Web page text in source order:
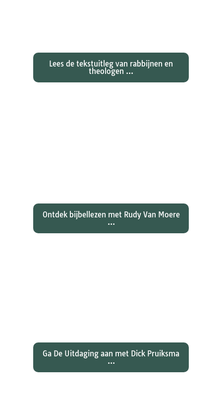
Lees de tekstuitleg van rabbijnen en
theologen ...
Ontdek bijbellezen met Rudy Van Moere
...
Ga De Uitdaging aan met Dick Pruiksma
...